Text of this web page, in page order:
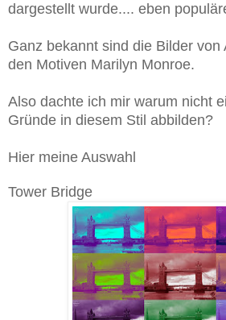
dargestellt wurde.... eben
Ganz bekannt sind die Bilder
den Motiven Marilyn Monroe.
Also dachte ich mir warum nicht
Gründe in diesem Stil abbilden?
Hier meine Auswahl
Tower Bridge